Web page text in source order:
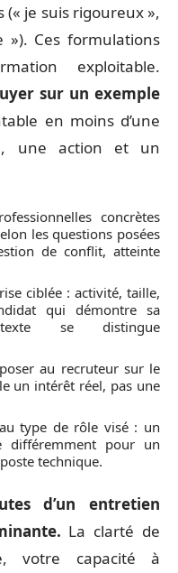
je suis rigoureux »,
»). Ces formulations
exploitable.
sur un exemple
en moins d’une
une action et un
concrètes
les questions posées
de conflit, atteinte
ciblée : activité, taille,
qui démontre sa
se distingue
au recruteur sur le
un intérêt réel, pas une
type de rôle visé : un
différemment pour un
technique.
d’un entretien
La clarté de
votre capacité à